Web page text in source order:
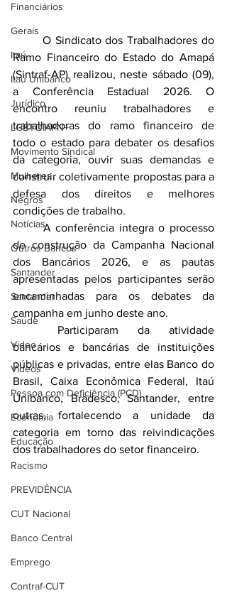
Financiários
Gerais
Itaú
Itaú Unibanco
Jurídico
LGBTQIAPN+
Movimento Sindical
Mulheres
Negros
Notícias
Outros Bancos
Santander
Santander
Saúde
Vídeo
Vídeos
Pessoa com Deficiência (PCD)
Economia
Educação
Racismo
PREVIDÊNCIA
CUT Nacional
Banco Central
Emprego
Contraf-CUT
Ramo Financeiro do Estado do Amapá
(Sintraf-AP) realizou, neste sábado (09),
a Conferência Estadual 2026. O
encontro reuniu trabalhadores e
trabalhadoras do ramo financeiro de
todo o estado para debater os desafios
da categoria, ouvir suas demandas e
construir coletivamente propostas para a
defesa dos direitos e melhores
condições de trabalho.
	A conferência integra o processo
de construção da Campanha Nacional
dos Bancários 2026, e as pautas
apresentadas pelos participantes serão
encaminhadas para os debates da
campanha em junho deste ano.
bancários e bancárias de instituições
públicas e privadas, entre elas Banco do
Brasil, Caixa Econômica Federal, Itaú
Unibanco, Bradesco, Santander, entre
outras, fortalecendo a unidade da
categoria em torno das reivindicações
dos trabalhadores do setor financeiro.